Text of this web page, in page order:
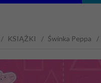
KSIĄŻKI Świnka Peppa